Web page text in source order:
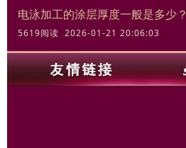
电泳加工的涂层厚度一般是多少？
5619阅读 2026-01-21 20:06:03